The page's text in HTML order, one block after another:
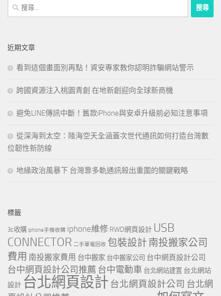
搜
尋
字:
近期文章
看到這個畫面別再點！資安專家教你認明詐騙網站警示
跨國資源注入桃園青創 在地新創迎向全球新商機
避免LINE傳訊中斷！舊款iPhone與安卓升級前必知注意事項
從深海到太空：陸海空天全涵蓋次世代通訊如何打造台灣數
位韌性新防線
地緣政治風暴下 台灣靠多軌通訊殺出重圍的關鍵戰略
標籤
3c收購 iphone手機收購 iphone維修 RWD網頁設計 USB
CONNECTOR 二手筆電回收 包裝設計 南投搬家公司
費用 南投搬家費用 台中搬家 台中搬家公司 台中網頁設計公司
台中網頁設計公司推薦 台中電動車 台北網站建置 台北網站
設計 台北網頁設計 台北網頁設計公司 台北網